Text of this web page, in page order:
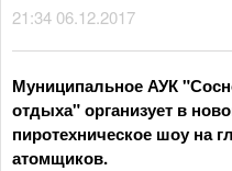
21:34 06.12.2017
Муниципальное АУК
отдыха" организует в
пиротехническое шоу на
атомщиков.